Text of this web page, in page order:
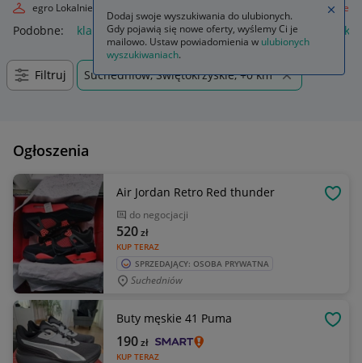
Allegro Lokalnie Męskie
Podobne: klapki męskie bokserki męskie kąpielówki męskie
Filtruj Suchedniów, Świętokrzyskie, +0 km
Ogłoszenia
Air Jordan Retro Red thunder
do negocjacji
KUP TERAZ
520zł
SPRZEDAJĄCY: OSOBA PRYWATNA
Suchedniów
Buty męskie 41 Puma
KUP TERAZ
190zł
Dodaj swoje wyszukiwania do ulubionych.
Gdy pojawią się nowe oferty, wyślemy Ci je
mailowo. Ustaw powiadomienia w ulubionych
wyszukiwaniach.